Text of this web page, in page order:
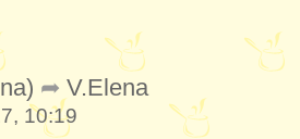
V.Elena
10:19